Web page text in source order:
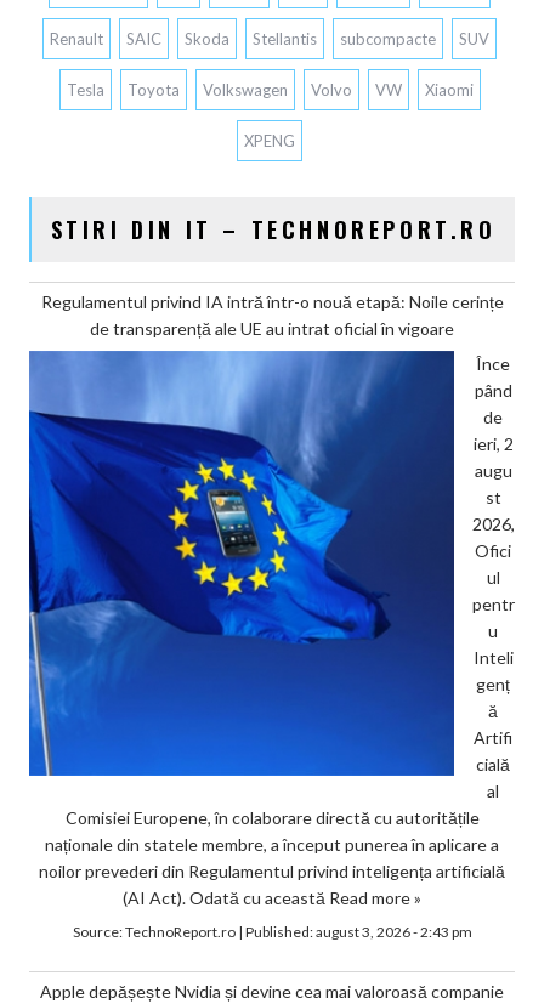
Renault SAIC Skoda Stellantis subcompacte SUV
Tesla Toyota Volkswagen Volvo VW Xiaomi
XPENG
STIRI DIN IT – TECHNOREPORT.RO
Regulamentul privind IA intră într-o nouă etapă: Noile cerințe
de transparență ale UE au intrat oficial în vigoare
Înce
pând
de
ieri, 2
augu
st
2026,
Ofici
ul
pentr
u
Inteli
genț
ă
Artifi
cială
al
Comisiei Europene, în colaborare directă cu autoritățile
naționale din statele membre, a început punerea în aplicare a
noilor prevederi din Regulamentul privind inteligența artificială
(AI Act). Odată cu această Read more »
Source:TechnoReport.ro| Published:august 3, 2026 - 2:43 pm
Apple depășește Nvidia și devine cea mai valoroasă companie